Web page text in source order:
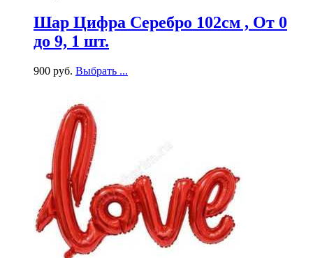
Шар Цифра Серебро 102см , От 0
до 9, 1 шт.
900 руб. Выбрать ...